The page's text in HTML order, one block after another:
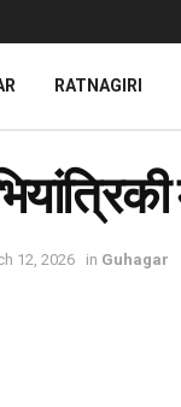
RATNAGIRI
12, 2026 in Guhagar